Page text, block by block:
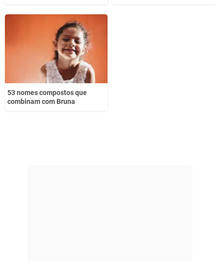
53 nomes compostos que
combinam com Bruna